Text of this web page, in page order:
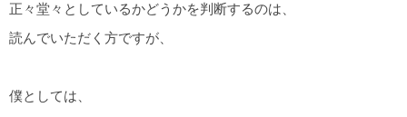
正々堂々としているかどうかを判断するのは、
読んでいただく方ですが、
僕としては、